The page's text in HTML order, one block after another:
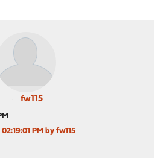
fw115
PM by fw115